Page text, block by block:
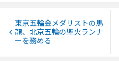
東京五輪金メダリストの馬
龍、北京五輪の聖火ランナ
ーを務める